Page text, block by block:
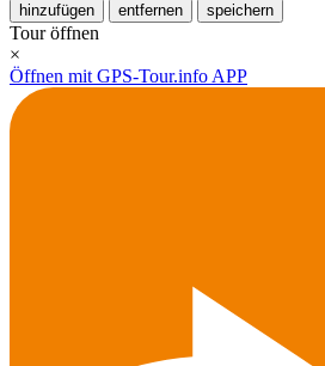
hinzufügen entfernen speichern
Tour öffnen
×
Öffnen mit GPS-Tour.info APP